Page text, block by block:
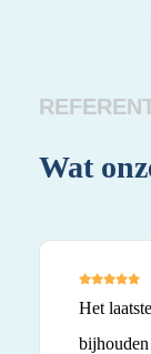
Wat
Het